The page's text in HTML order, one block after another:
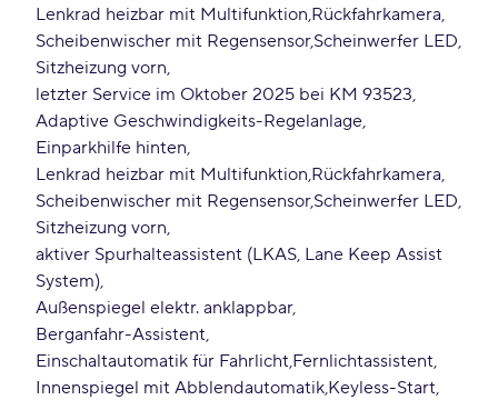
Lenkrad heizbar mit Multifunktion Rückfahrkamera
Scheibenwischer mit Regensensor Scheinwerfer LED
Sitzheizung vorn
letzter Service im Oktober 2025 bei KM 93523
Adaptive Geschwindigkeits-Regelanlage
Einparkhilfe hinten
Lenkrad heizbar mit Multifunktion Rückfahrkamera
Scheibenwischer mit Regensensor Scheinwerfer LED
Sitzheizung vorn
aktiver Spurhalteassistent (LKAS, Lane Keep Assist
System)
Außenspiegel elektr. anklappbar
Berganfahr-Assistent
Einschaltautomatik für Fahrlicht Fernlichtassistent
Innenspiegel mit Abblendautomatik Keyless-Start